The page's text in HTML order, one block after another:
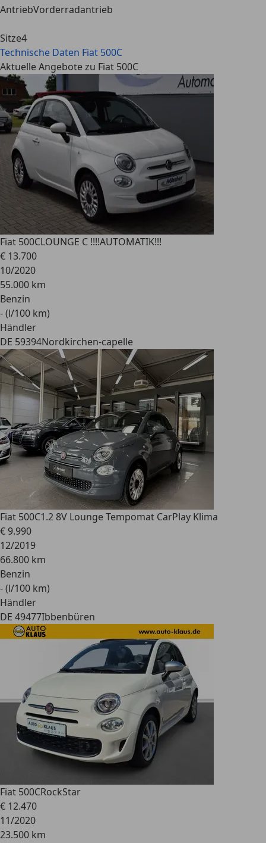
AntriebVorderradantrieb
Sitze4
Technische Daten Fiat 500C
Aktuelle Angebote zu Fiat 500C
Fiat 500CLOUNGE C !!!!AUTOMATIK!!!
€ 13.700
10/2020
55.000 km
Benzin
- (l/100 km)
Händler
DE 59394Nordkirchen-capelle
Fiat 500C1.2 8V Lounge Tempomat CarPlay Klima
€ 9.990
12/2019
66.800 km
Benzin
- (l/100 km)
Händler
DE 49477Ibbenbüren
Fiat 500CRockStar
€ 12.470
11/2020
23.500 km